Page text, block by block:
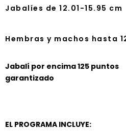
Jabalíes de 12.01-15.95 cm​
Hembras y machos hasta
Jabalí por encima 125 puntos
garantizado
EL PROGRAMA INCLUYE: